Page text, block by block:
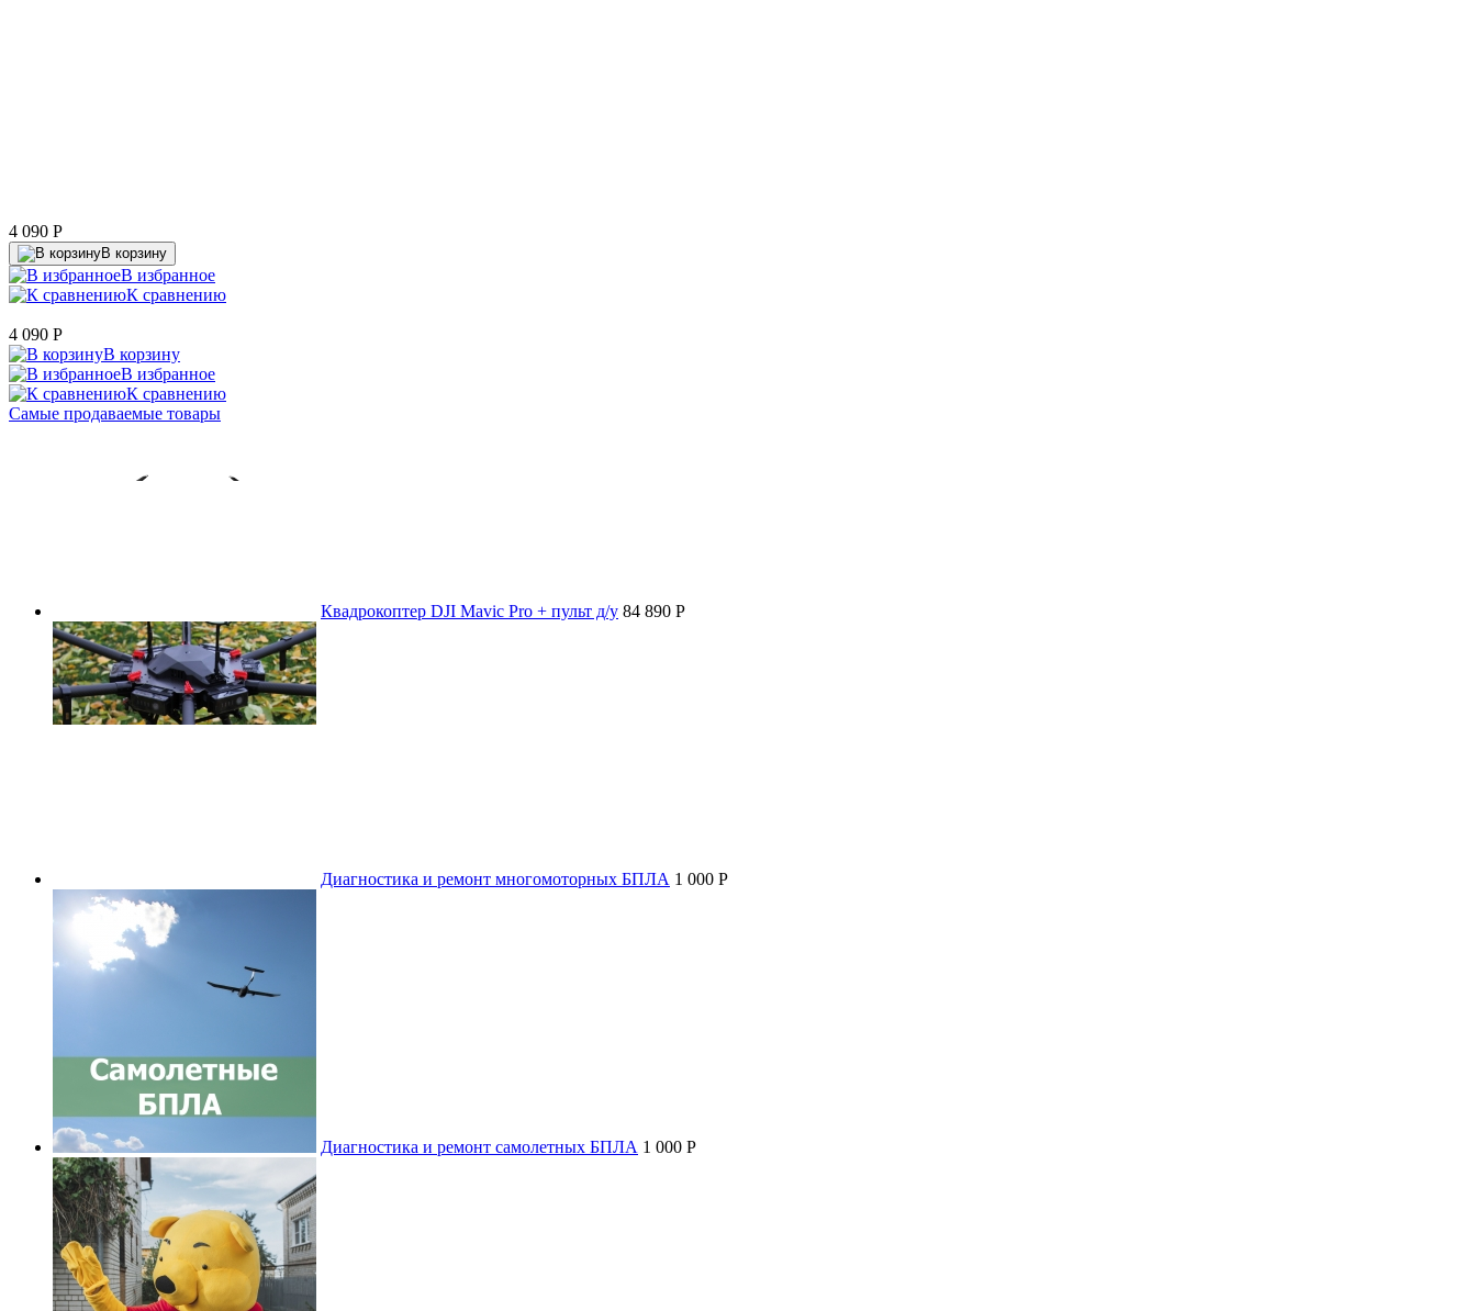
4 090 P
В корзину
В избранное
К сравнению
4 090 P
В корзину
В избранное
К сравнению
Самые продаваемые товары
Квадрокоптер DJI Mavic Pro + пульт д/у 84 890 P
Диагностика и ремонт многомоторных БПЛА 1 000 P
Диагностика и ремонт самолетных БПЛА 1 000 P